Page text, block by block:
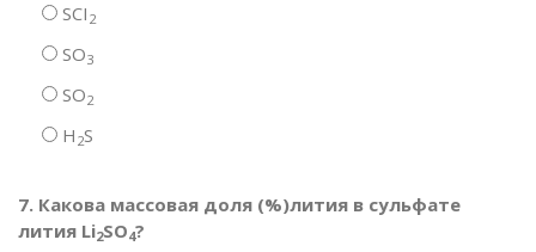
SCI 2
SO3
SO2
H 2S
7. Какова массовая доля (%)лития в сульфате
лития Li2SO4?